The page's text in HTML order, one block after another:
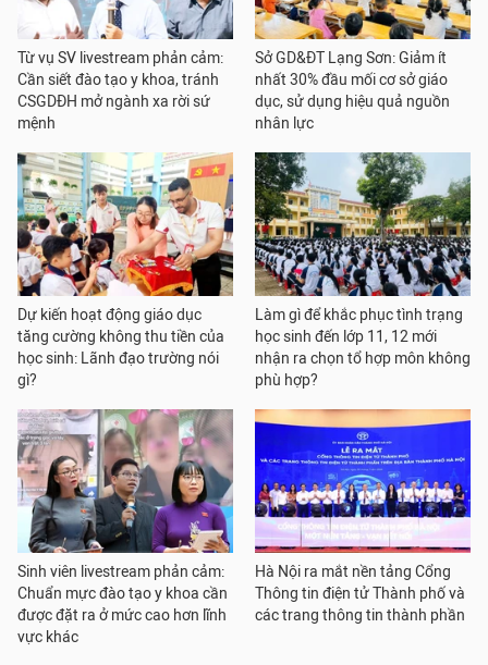
Từ vụ SV livestream phản cảm:
Cần siết đào tạo y khoa, tránh
CSGDĐH mở ngành xa rời sứ
mệnh
Sở GD&ĐT Lạng Sơn: Giảm ít
nhất 30% đầu mối cơ sở giáo
dục, sử dụng hiệu quả nguồn
nhân lực
Dự kiến hoạt động giáo dục
tăng cường không thu tiền của
học sinh: Lãnh đạo trường nói
gì?
Làm gì để khắc phục tình trạng
học sinh đến lớp 11, 12 mới
nhận ra chọn tổ hợp môn không
phù hợp?
Sinh viên livestream phản cảm:
Chuẩn mực đào tạo y khoa cần
được đặt ra ở mức cao hơn lĩnh
vực khác
Hà Nội ra mắt nền tảng Cổng
Thông tin điện tử Thành phố và
các trang thông tin thành phần